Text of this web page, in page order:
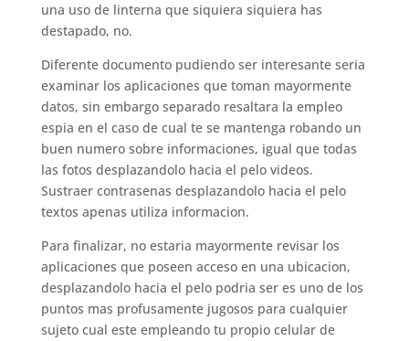
una uso de linterna que siquiera siquiera has
destapado, no.
Diferente documento pudiendo ser interesante seri­a
examinar los aplicaciones que toman mayormente
datos, sin embargo separado resaltara la empleo
espia en el caso de cual te se mantenga robando un
buen numero sobre informaciones, igual que todas
las fotos desplazandolo hacia el pelo videos.
Sustraer contrasenas desplazandolo hacia el pelo
textos apenas utiliza informacion.
Para finalizar, no estaria mayormente revisar los
aplicaciones que poseen acceso en una ubicacion,
desplazandolo hacia el pelo podri­a ser es uno de los
puntos mas profusamente jugosos para cualquier
sujeto cual este empleando tu propio celular de